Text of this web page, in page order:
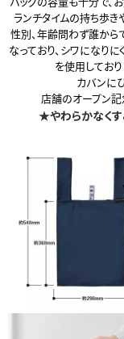
ランチタイムの持ち歩き
性別、年齢問わず誰から
なっており、シワになり
を使用してお
カバンに
店舗のオープン記
★やわらかなく